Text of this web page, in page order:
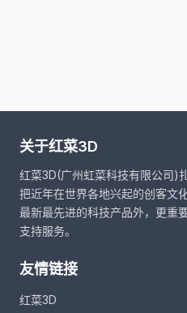
关于红菜3D
红菜3D(广州虹菜科技有限公司)
把近年在世界各地兴起的创客文
最新最先进的科技产品外，更重
支持服务。
友情链接
红菜3D